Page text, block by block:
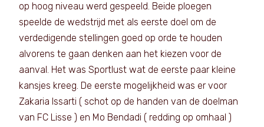
op hoog niveau werd gespeeld. Beide ploegen
speelde de wedstrijd met als eerste doel om de
verdedigende stellingen goed op orde te houden
alvorens te gaan denken aan het kiezen voor de
aanval. Het was Sportlust wat de eerste paar kleine
kansjes kreeg. De eerste mogelijkheid was er voor
Zakaria Issarti ( schot op de handen van de doelman
van FC Lisse ) en Mo Bendadi ( redding op omhaal )